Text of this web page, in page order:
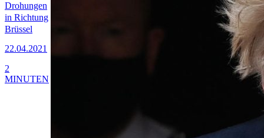
Drohungen
in Richtung
Brüssel
22.04.2021
2
MINUTEN